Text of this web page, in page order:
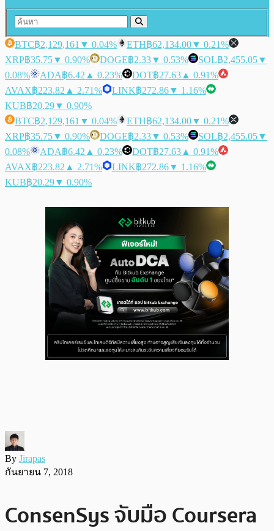
BTC฿2,129,161 ▼ 0.04% ETH฿62,134.00▼ 0.21%
XRP฿35.75▼ 0.90% DOGE฿2.33▼ 0.53% SOL฿2,455.05▼
0.08%
ADA฿6.42 ▲ 0.23% DOT฿27.63 ▲ 0.91%
AVAX฿223.82 ▲ 2.71% LINK฿272.86▼ 1.16%
KUB฿20.29▼ 0.90%
BTC฿2,129,161 ▼ 0.04% ETH฿62,134.00▼ 0.21%
XRP฿35.75▼ 0.90% DOGE฿2.33▼ 0.53% SOL฿2,455.05▼
0.08%
ADA฿6.42 ▲ 0.23% DOT฿27.63 ▲ 0.91%
AVAX฿223.82 ▲ 2.71% LINK฿272.86▼ 1.16%
KUB฿20.29▼ 0.90%
By Jirapas
กันยายน 7, 2018
ConsenSys จับมือ Coursera